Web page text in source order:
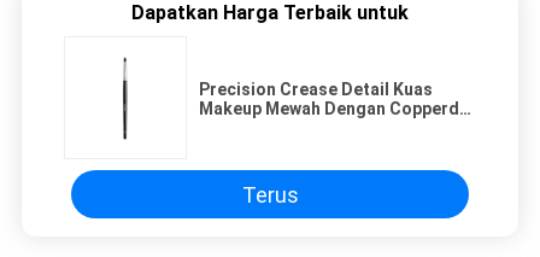
Dapatkan Harga Terbaik untuk
Precision Crease Detail Kuas
Makeup Mewah Dengan Copperd
Terus